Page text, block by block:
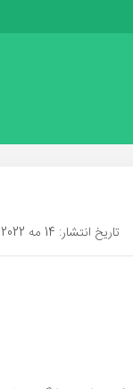
تاریخ انتشار: 14 مه 2022